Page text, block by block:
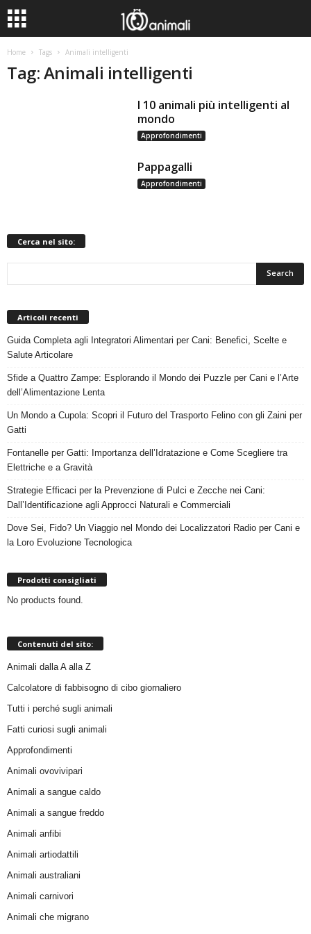
Home Tags Animali intelligenti
Tag: Animali intelligenti
I 10 animali più intelligenti al
mondo
Approfondimenti
Pappagalli
Approfondimenti
Cerca nel sito:
Articoli recenti
Guida Completa agli Integratori Alimentari per Cani: Benefici, Scelte e
Salute Articolare
Sfide a Quattro Zampe: Esplorando il Mondo dei Puzzle per Cani e l’Arte
dell’Alimentazione Lenta
Un Mondo a Cupola: Scopri il Futuro del Trasporto Felino con gli Zaini per
Gatti
Fontanelle per Gatti: Importanza dell’Idratazione e Come Scegliere tra
Elettriche e a Gravità
Strategie Efficaci per la Prevenzione di Pulci e Zecche nei Cani:
Dall’Identificazione agli Approcci Naturali e Commerciali
Dove Sei, Fido? Un Viaggio nel Mondo dei Localizzatori Radio per Cani e
la Loro Evoluzione Tecnologica
Prodotti consigliati
No products found.
Contenuti del sito:
Animali dalla A alla Z
Calcolatore di fabbisogno di cibo giornaliero
Tutti i perché sugli animali
Fatti curiosi sugli animali
Approfondimenti
Animali ovovivipari
Animali a sangue caldo
Animali a sangue freddo
Animali anfibi
Animali artiodattili
Animali australiani
Animali carnivori
Animali che migrano